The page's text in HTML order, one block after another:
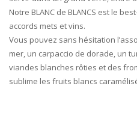
Notre BLANC de BLANCS est le
accords mets et vins.
Vous pouvez sans hésitation
mer, un carpaccio de dorade, un
viandes blanches rôties et des
sublime les fruits blancs